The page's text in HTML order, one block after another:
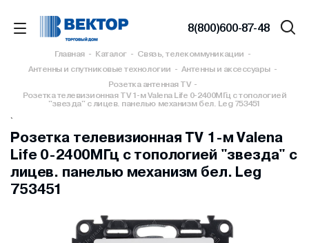
8(800)600-87-48
Главная - Каталог - Связь, телекоммуникации -
Антенны и спутниковые технологии - Антенны и аксессуары -
Розетка антенная TV -
Розетка телевизионная TV 1-м Valena Life 0-2400МГц с топологией
"звезда" с лицев. панелью механизм бел. Leg 753451
`
Розетка телевизионная TV 1-м Valena
Life 0-2400МГц с топологией "звезда" с
лицев. панелью механизм бел. Leg
753451